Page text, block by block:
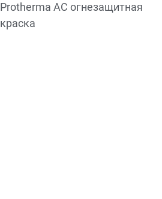
Protherma AC огнезащитная
краска